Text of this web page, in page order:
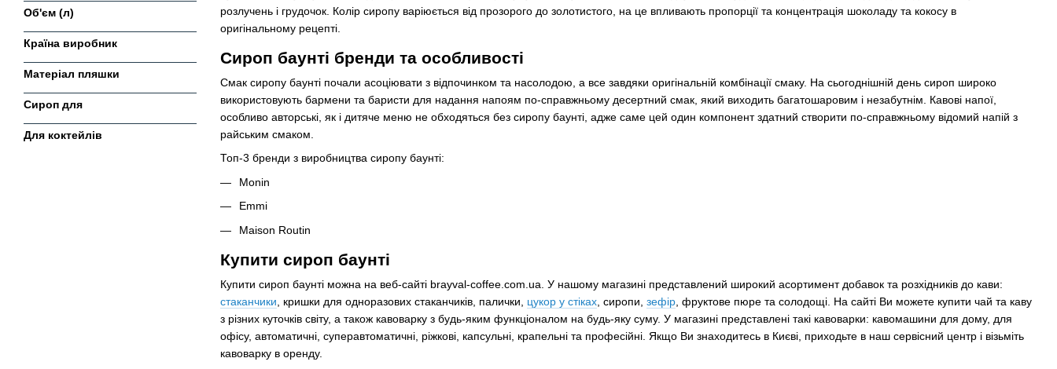
розлучень і грудочок. Колір сиропу варіюється від прозорого до золотистого, на це впливають пропорції та концентрація шоколаду та кокосу в
оригінальному рецепті.
Сироп баунті бренди та особливості
Смак сиропу баунті почали асоціювати з відпочинком та насолодою, а все завдяки оригінальній комбінації смаку. На сьогоднішній день сироп широко
використовують бармени та баристи для надання напоям по-справжньому десертний смак, який виходить багатошаровим і незабутнім. Кавові напої,
особливо авторські, як і дитяче меню не обходяться без сиропу баунті, адже саме цей один компонент здатний створити по-справжньому відомий напій з
райським смаком.
Топ-3 бренди з виробництва сиропу баунті:
Monin
Emmi
Maison Routin
Купити сироп баунті
Купити сироп баунті можна на веб-сайті brayval-coffee.com.ua. У нашому магазині представлений широкий асортимент добавок та розхідників до кави:
стаканчики , кришки для одноразових стаканчиків, палички, цукор у стіках , сиропи, зефір , фруктове пюре та солодощі. На сайті Ви можете купити чай та каву
з різних куточків світу, а також кавоварку з будь-яким функціоналом на будь-яку суму. У магазині представлені такі кавоварки: кавомашини для дому, для
офісу, автоматичні, суперавтоматичні, ріжкові, капсульні, крапельні та професійні. Якщо Ви знаходитесь в Києві, приходьте в наш сервісний центр і візьміть
кавоварку в оренду.
Об'єм (л)
Країна виробник
Матеріал пляшки
Сироп для
Для коктейлів